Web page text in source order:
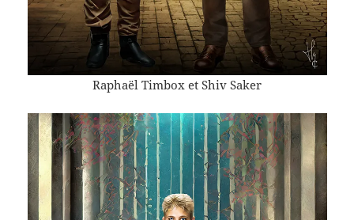
Raphaël Timbox et Shiv Saker